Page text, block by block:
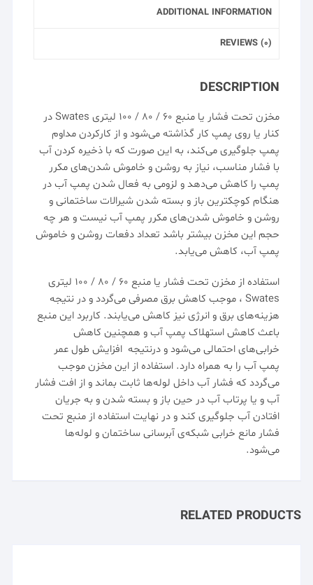
ADDITIONAL INFORMATION
REVIEWS (0)
DESCRIPTION
مخزن تحت فشار یامنبع ۶۰ / ۸۰ / ۱۰۰ لیتری Swates
در
کنار یا روی پمپ کار گذاشته می‌شود و از کارکردن مداوم
پمپ جلوگیری می‌کند، به این صورت که با ذخیره کردن آب
با فشار مناسب، نیاز به روشن و خاموش شدن‌های مکرر
پمپ را کاهش می‌دهد و لزومی به فعال شدن پمپ آب در
هنگام کوچکترین باز و بسته شدن شیرالات ساختمانی و
روشن و خاموش شدن‌های مکرر پمپ آب نیست و هر چه
حجم این مخزن بیشتر باشد تعداد دفعات روشن و خاموش
پمپ آب، کاهش می‌یابد.
استفاده از مخزن تحت فشار یامنبع ۶۰
/ ۸۰ / ۱۰۰ لیتری
Swates ، موجب کاهش برق مصرفی می‌گردد و در نتیجه
هزینه‌های برق و انرژی نیز کاهش می‌یابند. کاربرد این منبع
باعث کاهش استهلاک پمپ آب و همچنین کاهش
خرابی‌های احتمالی می‌شود و درنتیجه افزایش طول عمر
پمپ آب را به همراه دارد. استفاده از این مخزن موجب
می‌گردد که فشار آب داخل لوله‌ها ثابت بماند و از افت فشار
آب و یا پرتاب آب در حین باز و بسته شدن و به جریان
افتادن آب جلوگیری کند و در نهایت استفاده از منبع تحت
فشار مانع خرابی شبکه‌ی آبرسانی ساختمان و لوله‌ها
می‌شود.
RELATED PRODUCTS